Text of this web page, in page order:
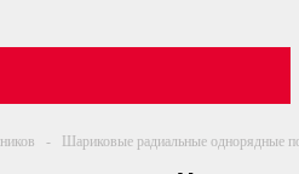
- Шариковые радиальные однорядные